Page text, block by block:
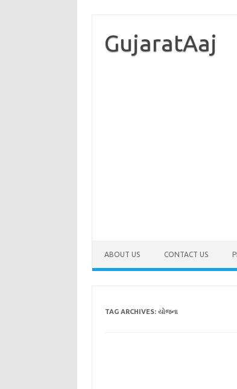
content
GujaratAaj
ABOUT US CONTACT US
TAG ARCHIVES: યોજના